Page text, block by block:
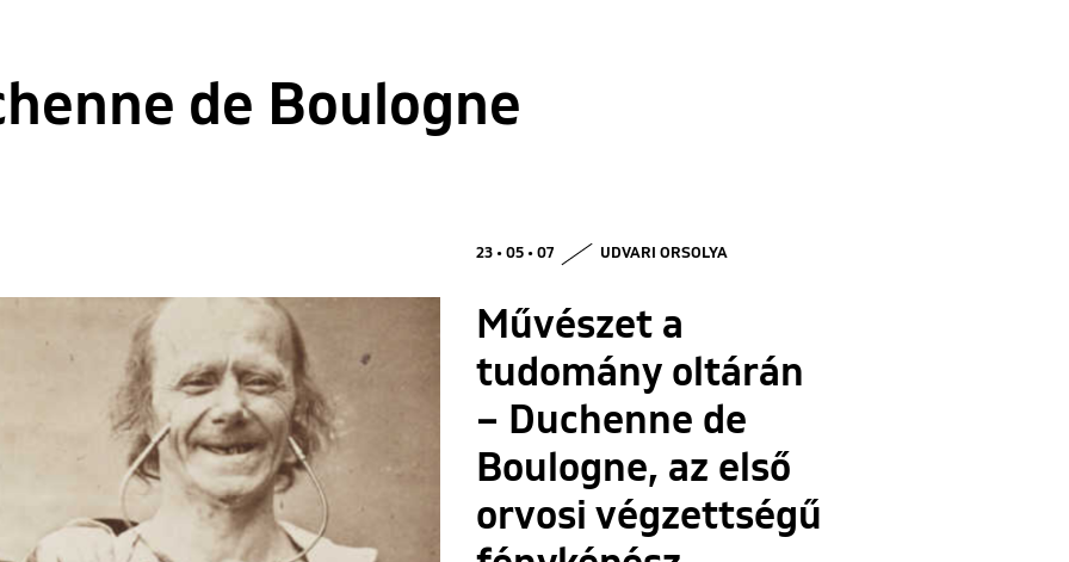
de Boulogne
23 • 05 • 07 UDVARI ORSOLYA
Művészet a
tudomány oltárán
– Duchenne de
Boulogne, az első
orvosi végzettségű